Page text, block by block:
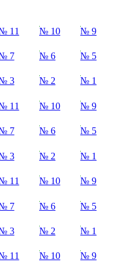
11 № 10 № 9
7 № 6 № 5
3 № 2 № 1
11 № 10 № 9
7 № 6 № 5
3 № 2 № 1
11 № 10 № 9
7 № 6 № 5
3 № 2 № 1
11 № 10 № 9